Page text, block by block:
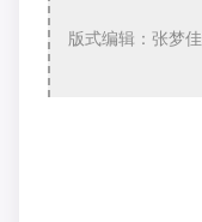
版式编辑：张梦佳